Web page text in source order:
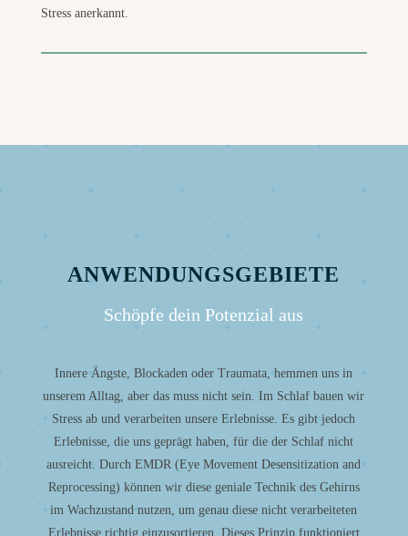
Stress anerkannt.
ANWENDUNGS­GEBIETE
Schöpfe dein Potenzial aus
Innere Ängste, Blockaden oder Traumata, hemmen uns in
unserem Alltag, aber das muss nicht sein. Im Schlaf bauen wir
Stress ab und verarbeiten unsere Erlebnisse. Es gibt jedoch
Erlebnisse, die uns geprägt haben, für die der Schlaf nicht
ausreicht. Durch EMDR (Eye Movement Desensitization and
Reprocessing) können wir diese geniale Technik des Gehirns
im Wachzustand nutzen, um genau diese nicht verarbeiteten
Erlebnisse richtig einzusortieren. Dieses Prinzip funktioniert